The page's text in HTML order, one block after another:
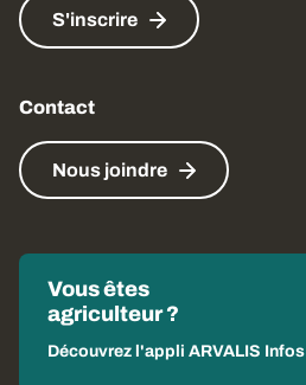
S'inscrire
Contact
Nous joindre
Vous êtes
agriculteur ?
Découvrez l'appli ARVALIS Infos